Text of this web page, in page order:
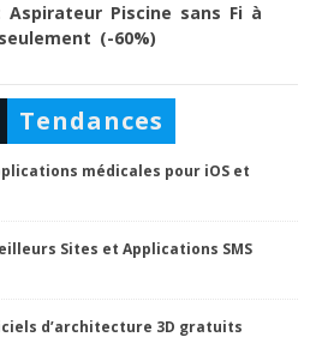
Aspirateur Piscine sans Fi à
(-60%)
Tendances
médicales pour iOS et
Sites et Applications SMS
d’architecture 3D gratuits